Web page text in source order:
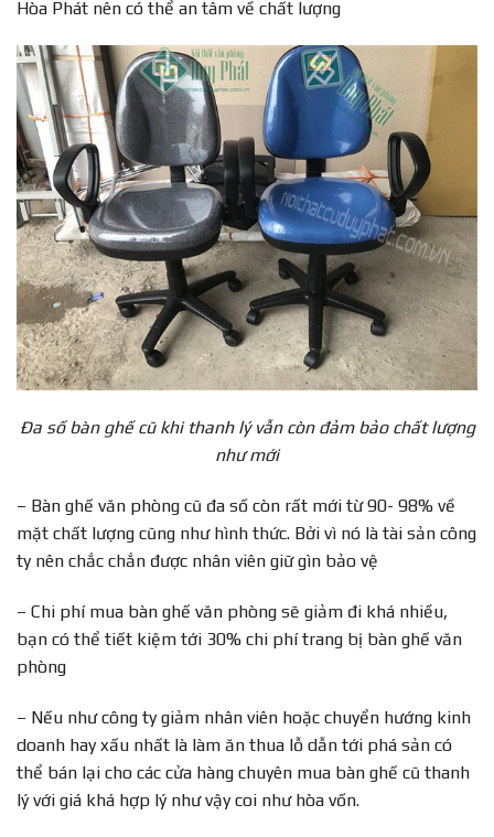
Hòa Phát nên có thể an tâm về chất lượng
Đa số bàn ghế cũ khi thanh lý vẫn còn đảm bảo chất lượng
như mới
– Bàn ghế văn phòng cũ đa số còn rất mới từ 90- 98% về
mặt chất lượng cũng như hình thức. Bởi vì nó là tài sản công
ty nên chắc chắn được nhân viên giữ gìn bảo vệ
– Chi phí mua bàn ghế văn phòng sẽ giảm đi khá nhiều,
bạn có thể tiết kiệm tới 30% chi phí trang bị bàn ghế văn
phòng
– Nếu như công ty giảm nhân viên hoặc chuyển hướng kinh
doanh hay xấu nhất là làm ăn thua lỗ dẫn tới phá sản có
thể bán lại cho các cửa hàng chuyên mua bàn ghế cũ thanh
lý với giá khá hợp lý như vậy coi như hòa vốn.